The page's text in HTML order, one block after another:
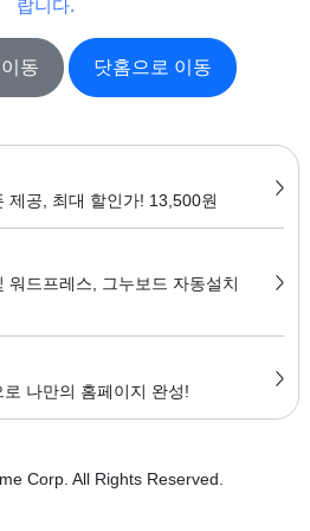
랍니다.
동 닷홈으로 이동
제공, 최대 할인가! 13,500원
워드프레스, 그누보드 자동설치
나만의 홈페이지 완성!
Corp. All Rights Reserved.